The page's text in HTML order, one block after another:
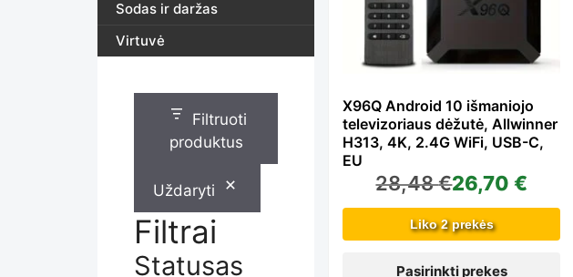
X96Q Android 10 išmaniojo
televizoriaus dėžutė, Allwinner
H313, 4K, 2.4G WiFi, USB-C,
EU
28,48€26,70€
Liko 2 prekės
Pasirinkti prekes
has
multiple
variants.
The
Sodas ir daržas
Virtuvė
Filtruoti
produktus
Uždaryti
Filtrai
Statusas